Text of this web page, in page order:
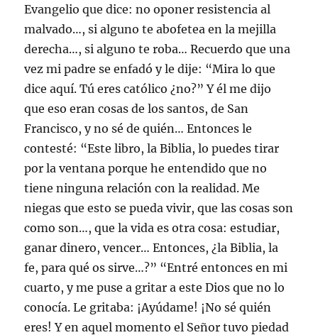
Evangelio que dice: no oponer resistencia al
malvado…, si alguno te abofetea en la mejilla
derecha…, si alguno te roba… Recuerdo que una
vez mi padre se enfadó y le dije: “Mira lo que
dice aquí. Tú eres católico ¿no?” Y él me dijo
que eso eran cosas de los santos, de San
Francisco, y no sé de quién… Entonces le
contesté: “Este libro, la Biblia, lo puedes tirar
por la ventana porque he entendido que no
tiene ninguna relación con la realidad. Me
niegas que esto se pueda vivir, que las cosas son
como son…, que la vida es otra cosa: estudiar,
ganar dinero, vencer… Entonces, ¿la Biblia, la
fe, para qué os sirve…?” “Entré entonces en mi
cuarto, y me puse a gritar a este Dios que no lo
conocía. Le gritaba: ¡Ayúdame! ¡No sé quién
eres! Y en aquel momento el Señor tuvo piedad